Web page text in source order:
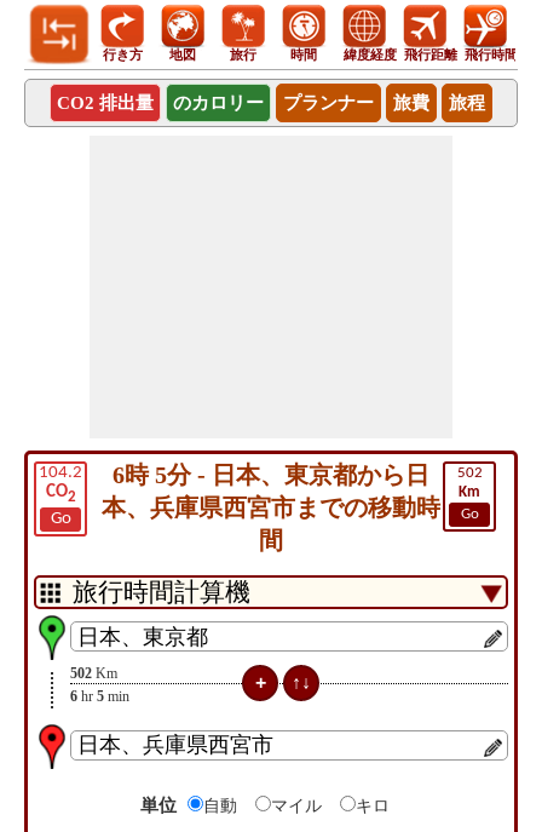
行き方 地図 旅行 時間 緯度経度 飛行距離 飛行時間
CO2 排出量 のカロリー プランナー 旅費 旅程
104.2
CO2
Go
502
Km
Go
6時 5分 - 日本、東京都から日
本、兵庫県西宮市までの移動時
間
502 Km
6 hr 5 min
単位 自動 マイル キロ